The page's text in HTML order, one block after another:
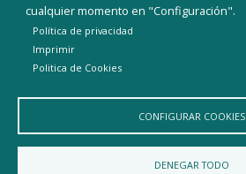
cualquier momento en "Configuración".
Política de privacidad
Imprimir
Politica de Cookies
CONFIGURAR COOKIES
DENEGAR TODO